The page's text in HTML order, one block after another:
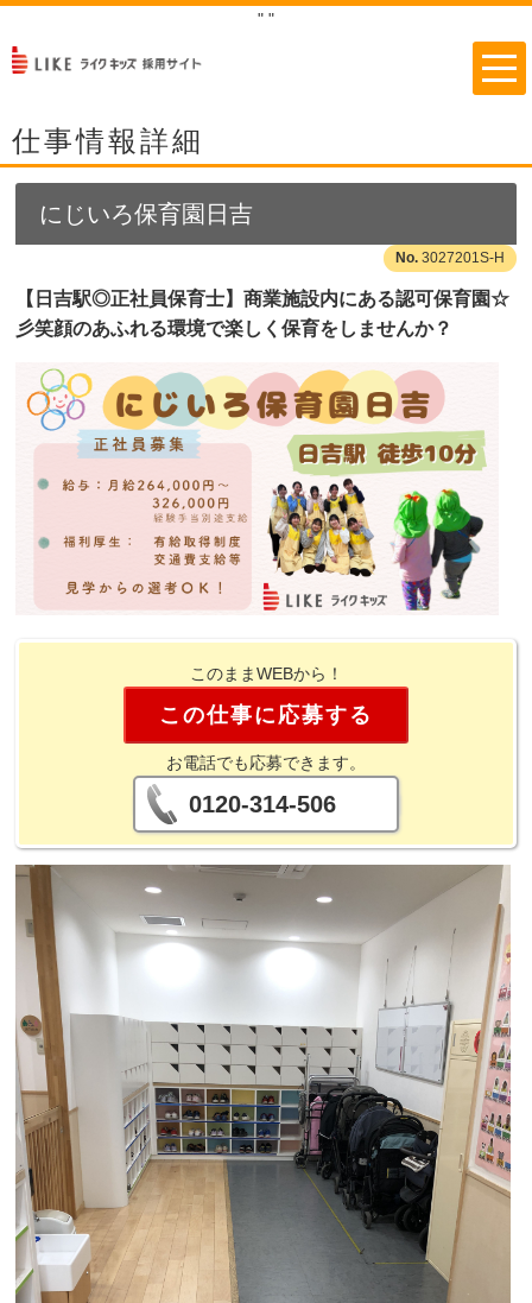
" "
仕事情報詳細
にじいろ保育園日吉
3027201S-H
【日吉駅◎正社員保育士】商業施設内にある認可保育園☆
彡笑顔のあふれる環境で楽しく保育をしませんか？
このままWEBから！
この仕事に応募する
お電話でも応募できます。
0120-314-506